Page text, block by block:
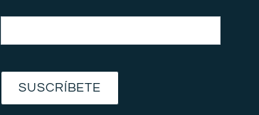
SUSCRÍBETE